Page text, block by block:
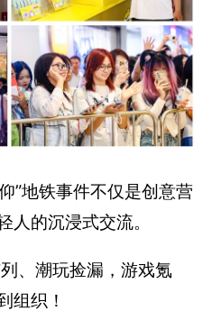
”地铁事件不仅是创意营
人的沉浸式交流。
、潮玩捡漏，游戏氪
组织！